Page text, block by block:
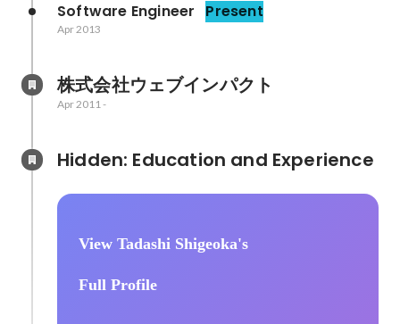
Software Engineer Present
Apr 2013
株式会社ウェブインパクト
Apr 2011-
View Tadashi Shigeoka's
Full Profile